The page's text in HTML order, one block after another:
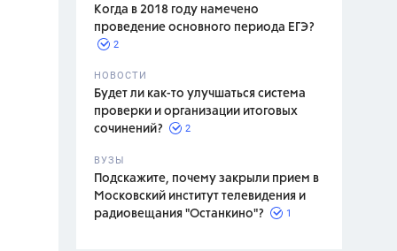
Когда в 2018 году намечено
проведение основного периода ЕГЭ?
2
НОВОСТИ
Будет ли как-то улучшаться система
проверки и организации итоговых
сочинений?
2
ВУЗЫ
Подскажите, почему закрыли прием в
Московский институт телевидения и
радиовещания "Останкино"?
1